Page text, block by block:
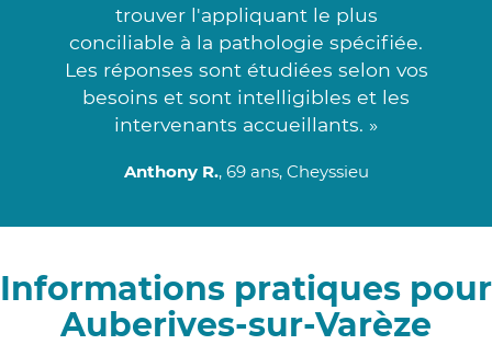
trouver l'appliquant le plus
conciliable à la pathologie spécifiée.
Les réponses sont étudiées selon vos
besoins et sont intelligibles et les
intervenants accueillants. »
Anthony R., 69 ans, Cheyssieu
Informations pratiques pour
Auberives-sur-Varèze